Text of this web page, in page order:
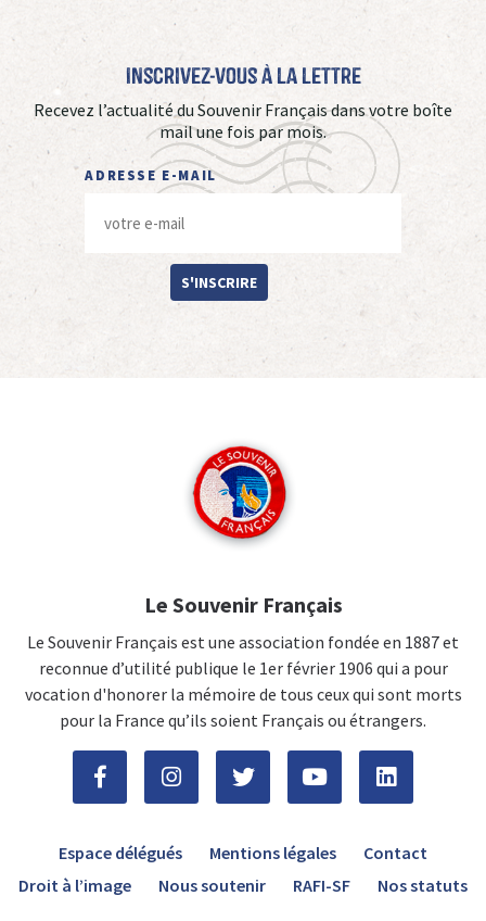
Inscrivez-vous à La Lettre
Recevez l’actualité du Souvenir Français dans votre boîte
mail une fois par mois.
ADRESSE E-MAIL
S'INSCRIRE
Le Souvenir Français
Le Souvenir Français est une association fondée en 1887 et
reconnue d’utilité publique le 1er février 1906 qui a pour
vocation d'honorer la mémoire de tous ceux qui sont morts
pour la France qu’ils soient Français ou étrangers.
Espace délégués Mentions légales
Contact
Droit à l’image
Nous soutenir RAFI-SF Nos statuts